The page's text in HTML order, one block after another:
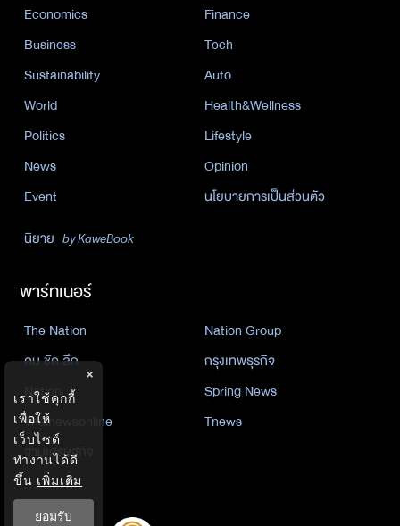
Economics
Finance
Business
Tech
Sustainability
Auto
World
Health&Wellness
Politics
Lifestyle
News
Opinion
Event
นโยบายการเป็นส่วนตัว
นิยาย by KaweBook
พาร์ทเนอร์
The Nation
Nation Group
คม ชัด ลึก
กรุงเทพธุรกิจ
Nation
Spring News
Thainewsonline
Tnews
ฐานเศรษฐกิจ
×
เราใช้คุกกี้
เพื่อให้
เว็บไซต์
ทำงานได้ดี
ขึ้น เพิ่มเติม
ยอมรับ